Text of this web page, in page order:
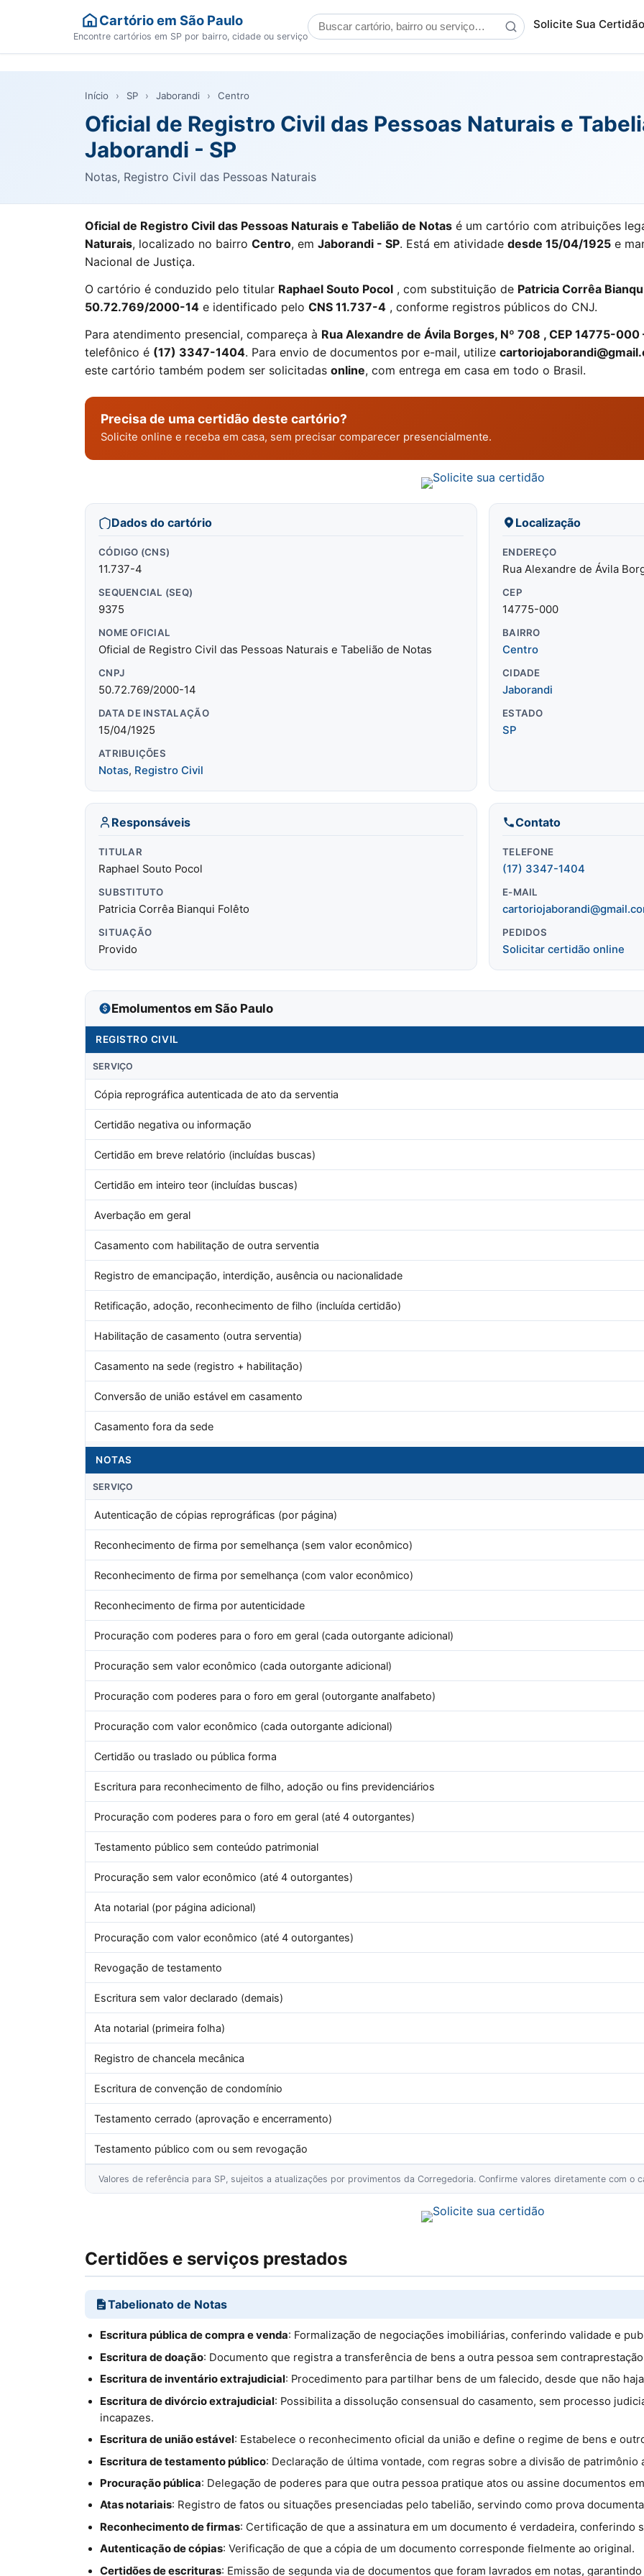
Cartório em São Paulo
Encontre cartórios em SP por bairro, cidade ou serviço
Buscar cartório Solicite Sua Certidão
Início › SP › Jaborandi › Centro
Oficial de Registro Civil das Pessoas Naturais e
Jaborandi - SP
Notas, Registro Civil das Pessoas Naturais
Oficial de Registro Civil das Pessoas Naturais e Tabelião de Notas é um cartório com atribuições
Naturais, localizado no bairro Centro, em Jaborandi - SP. Está em atividade desde 15/04/1925 e
Nacional de Justiça.
O cartório é conduzido pelo titular Raphael Souto Pocol , com substituição de Patricia Corrêa
50.72.769/2000-14 e identificado pelo CNS 11.737-4 , conforme registros públicos do CNJ.
Para atendimento presencial, compareça à Rua Alexandre de Ávila Borges, Nº 708 , CEP 14775-
telefônico é (17) 3347-1404. Para envio de documentos por e-mail, utilize
este cartório também podem ser solicitadas online, com entrega em casa em todo o Brasil.
Precisa de uma certidão deste cartório?
Solicite online e receba em casa, sem precisar comparecer presencialmente.
Dados do cartório
CÓDIGO (CNS)
11.737-4
SEQUENCIAL (SEQ)
9375
NOME OFICIAL
Oficial de Registro Civil das Pessoas Naturais e Tabelião de Notas
CNPJ
50.72.769/2000-14
DATA DE INSTALAÇÃO
15/04/1925
ATRIBUIÇÕES
Notas, Registro Civil
Localização
ENDEREÇO
Rua Alexandre de Ávila
CEP
14775-000
BAIRRO
Centro
CIDADE
Jaborandi
ESTADO
SP
Responsáveis
TITULAR
Raphael Souto Pocol
SUBSTITUTO
Patricia Corrêa Bianqui Folêto
SITUAÇÃO
Provido
Contato
TELEFONE
(17) 3347-1404
E-MAIL
PEDIDOS
Solicitar certidão online
Emolumentos em São Paulo
REGISTRO CIVIL
SERVIÇO
Cópia reprográfica autenticada de ato da serventia
Certidão negativa ou informação
Certidão em breve relatório (incluídas buscas)
Certidão em inteiro teor (incluídas buscas)
Averbação em geral
Casamento com habilitação de outra serventia
Registro de emancipação, interdição, ausência ou nacionalidade
Retificação, adoção, reconhecimento de filho (incluída certidão)
Habilitação de casamento (outra serventia)
Casamento na sede (registro + habilitação)
Conversão de união estável em casamento
Casamento fora da sede
NOTAS
SERVIÇO
Autenticação de cópias reprográficas (por página)
Reconhecimento de firma por semelhança (sem valor econômico)
Reconhecimento de firma por semelhança (com valor econômico)
Reconhecimento de firma por autenticidade
Procuração com poderes para o foro em geral (cada outorgante adicional)
Procuração sem valor econômico (cada outorgante adicional)
Procuração com poderes para o foro em geral (outorgante analfabeto)
Procuração com valor econômico (cada outorgante adicional)
Certidão ou traslado ou pública forma
Escritura para reconhecimento de filho, adoção ou fins previdenciários
Procuração com poderes para o foro em geral (até 4 outorgantes)
Testamento público sem conteúdo patrimonial
Procuração sem valor econômico (até 4 outorgantes)
Ata notarial (por página adicional)
Procuração com valor econômico (até 4 outorgantes)
Revogação de testamento
Escritura sem valor declarado (demais)
Ata notarial (primeira folha)
Registro de chancela mecânica
Escritura de convenção de condomínio
Testamento cerrado (aprovação e encerramento)
Testamento público com ou sem revogação
Valores de referência para SP, sujeitos a atualizações por provimentos da Corregedoria. Confirme valores diretamente com o
Certidões e serviços prestados
Tabelionato de Notas
Escritura pública de compra e venda: Formalização de negociações imobiliárias, conferindo validade e
Escritura de doação: Documento que registra a transferência de bens a outra pessoa sem
Escritura de inventário extrajudicial: Procedimento para partilhar bens de um falecido, desde que não
Escritura de divórcio extrajudicial: Possibilita a dissolução consensual do casamento, sem processo
incapazes.
Escritura de união estável: Estabelece o reconhecimento oficial da união e define o regime de bens e
Escritura de testamento público: Declaração de última vontade, com regras sobre a divisão de
Procuração pública: Delegação de poderes para que outra pessoa pratique atos ou assine documentos
Atas notariais: Registro de fatos ou situações presenciadas pelo tabelião, servindo como prova
Reconhecimento de firmas: Certificação de que a assinatura em um documento é verdadeira, conferindo
Autenticação de cópias: Verificação de que a cópia de um documento corresponde fielmente ao original.
Certidões de escrituras: Emissão de segunda via de documentos que foram lavrados em notas,